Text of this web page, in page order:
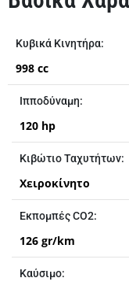
Κυβικά Κινητήρα:
998 cc
Iπποδύναμη:
120 hp
Kιβώτιο Ταχυτήτων:
Χειροκίνητο
Εκπομπές CO2:
126 gr/km
Καύσιμο: